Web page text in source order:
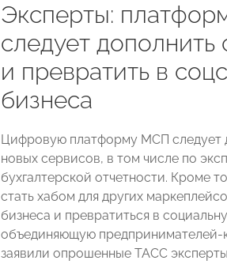
Эксперты:
следует дополнить
и превратить в
бизнеса
Цифровую платформу МСП следует
новых сервисов, в том числе по
бухгалтерской отчетности. Кроме
стать хабом для других
бизнеса и превратиться в
объединяющую предпринимателей-
заявили опрошенные ТАСС